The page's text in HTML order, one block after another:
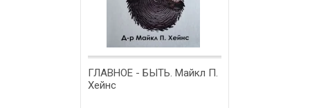
ГЛАВНОЕ - БЫТЬ. Майкл П.
Хейнс